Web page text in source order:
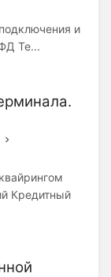
и
Те...
Кредитный